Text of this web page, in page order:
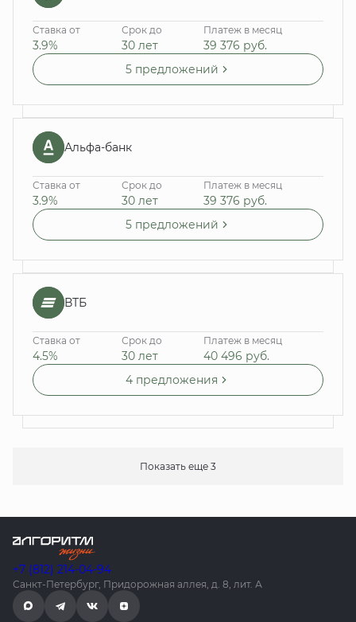
Ставка от
3.9%
Срок до
30 лет
Платеж в месяц
39 376 руб.
5 предложений
Альфа-банк
Ставка от
3.9%
Срок до
30 лет
Платеж в месяц
39 376 руб.
5 предложений
ВТБ
Ставка от
4.5%
Срок до
30 лет
Платеж в месяц
40 496 руб.
4 предложения
Показать еще 3
+7 (812) 214-04-94
Санкт-Петербург, Придорожная аллея, д. 8, лит. А